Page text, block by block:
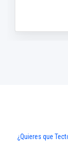
¿Quieres que